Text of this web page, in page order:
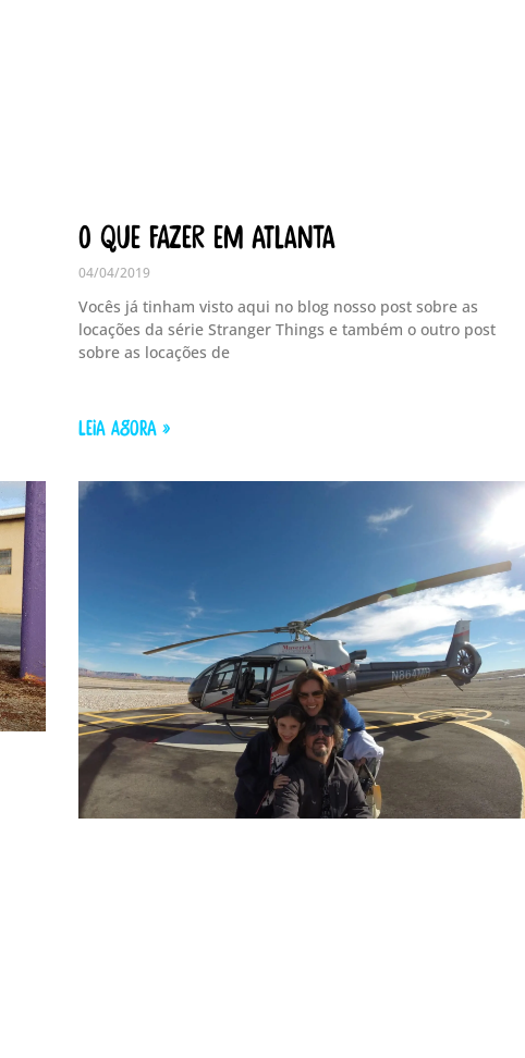
O que fazer em Atlanta
04/04/2019
Vocês já tinham visto aqui no blog nosso post sobre as
locações da série Stranger Things e também o outro post
sobre as locações de
LEIA AGORA »